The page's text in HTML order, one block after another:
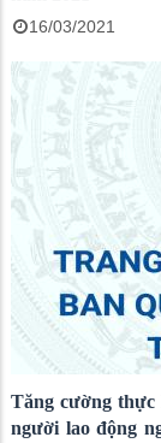
16/03/2021
Tăng cường thực
người lao động